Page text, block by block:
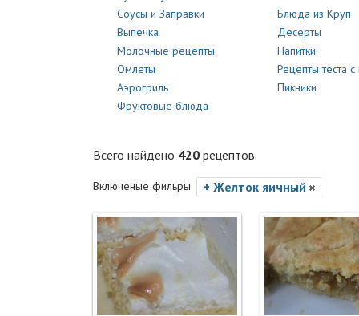
Соусы и Заправки
Блюда из Круп
Выпечка
Десерты
Молочные рецепты
Напитки
Омлеты
Рецепты теста с
Аэрогриль
Пикники
Фруктовые блюда
Всего найдено 420 рецептов.
Включеные фильры: + Желток яичный